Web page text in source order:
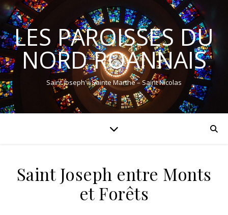
LES PAROISSES DU
NORD ROANNAIS
Saint Joseph – Sainte Marthe – Saint Nicolas
Saint Joseph entre Monts
et Forêts